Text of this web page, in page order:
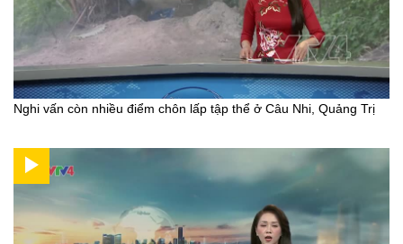
Nghi vấn còn nhiều điểm chôn lấp tập thể ở Câu Nhi, Quảng Trị